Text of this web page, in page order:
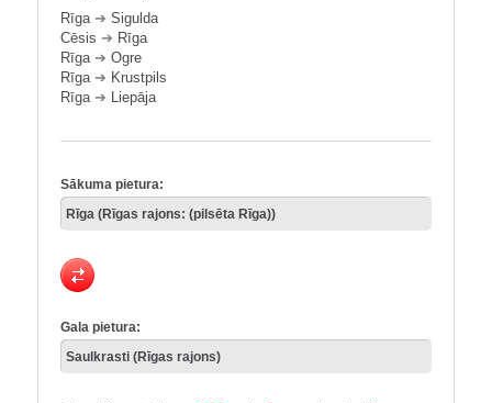
Rīga➔ Sigulda
Cēsis ➔ Rīga
Rīga➔ Ogre
Rīga➔ Krustpils
Rīga➔ Liepāja
Sākuma pietura:
Gala pietura: